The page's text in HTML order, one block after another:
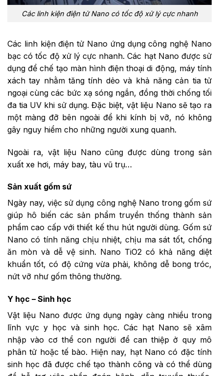
Các linh kiện điện tử Nano có tốc độ xử lý cực nhanh
Các linh kiện điện tử Nano ứng dụng công nghệ Nano
bạc có tốc độ xử lý cực nhanh. Các hạt Nano được sử
dụng để chế tạo màn hình điện thoại di động, máy tính
xách tay nhằm tăng tính dẻo và khả năng cản tia tử
ngoại cùng các bức xạ sóng ngắn, đồng thời chống tối
đa tia UV khi sử dụng. Đặc biệt, vật liệu Nano sẽ tạo ra
một màng đỡ bên ngoài để khi kính bị vỡ, nó không
gây nguy hiểm cho những người xung quanh.
Ngoài ra, vật liệu Nano cũng được dùng trong sản
xuất xe hơi, máy bay, tàu vũ trụ…
Sản xuất gốm sứ
Ngày nay, việc sử dụng công nghệ Nano trong gốm sứ
giúp hô biến các sản phẩm truyền thống thành sản
phẩm cao cấp với thiết kế thu hút người dùng. Gốm sứ
Nano có tính năng chịu nhiệt, chịu ma sát tốt, chống
ăn mòn và dễ vệ sinh. Nano TiO2 có khả năng diệt
khuẩn tốt, có độ cứng vừa phải, không dễ bong tróc,
nứt vỡ như gốm thông thường.
Y học – Sinh học
Vật liệu Nano được ứng dụng ngày càng nhiều trong
lĩnh vực y học và sinh học. Các hạt Nano sẽ xâm
nhập vào cơ thể con người để can thiệp ở quy mô
phân tử hoặc tế bào. Hiện nay, hạt Nano có đặc tính
sinh học đã được chế tạo thành công và có thể dùng